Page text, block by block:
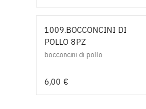
1009.BOCCONCINI DI
POLLO 8PZ
bocconcini di pollo
6,00 €